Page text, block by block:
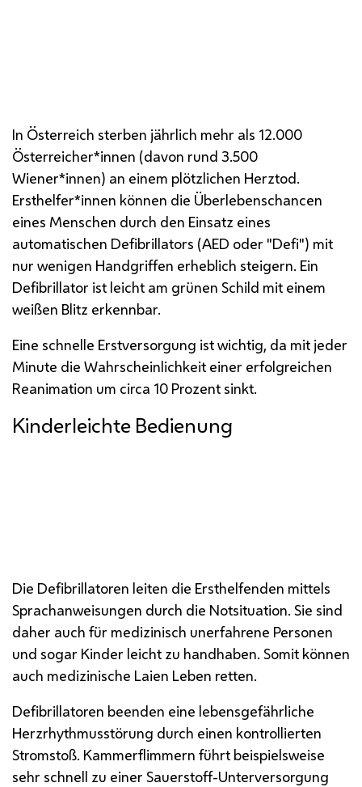
In Österreich sterben jährlich mehr als 12.000
Österreicher*innen (davon rund 3.500
Wiener*innen) an einem plötzlichen Herztod.
Ersthelfer*innen können die Überlebenschancen
eines Menschen durch den Einsatz eines
automatischen Defibrillators (AED oder "Defi") mit
nur wenigen Handgriffen erheblich steigern. Ein
Defibrillator ist leicht am grünen Schild mit einem
weißen Blitz erkennbar.
Eine schnelle Erstversorgung ist wichtig, da mit jeder
Minute die Wahrscheinlichkeit einer erfolgreichen
Reanimation um circa 10 Prozent sinkt.
Kinderleichte Bedienung
Die Defibrillatoren leiten die Ersthelfenden mittels
Sprachanweisungen durch die Notsituation. Sie sind
daher auch für medizinisch unerfahrene Personen
und sogar Kinder leicht zu handhaben. Somit können
auch medizinische Laien Leben retten.
Defibrillatoren beenden eine lebensgefährliche
Herzrhythmusstörung durch einen kontrollierten
Stromstoß. Kammerflimmern führt beispielsweise
sehr schnell zu einer Sauerstoff-Unterversorgung